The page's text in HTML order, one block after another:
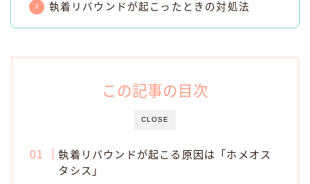
執着リバウンドが起こったときの対処法
CLOSE
この記事の目次
執着リバウンドが起こる原因は「ホメオス
タシス」